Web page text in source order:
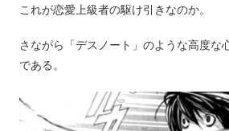
これが恋愛上級者の駆け引きなのか。
さながら「デスノート」のような高度な
である。